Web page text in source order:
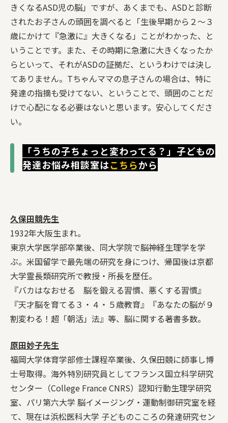
きくなるASD児の脳」ですが、あくまでも、ASDと診断
されたお子さんの頭囲を調べると「生後早期から２〜３
歳にかけて『急激に』大きくなる」ことがわかった、と
いうことです。また、その時期に急激に大きくなったか
らといって、それがASDの証拠だ、というわけでは決し
てありません。Tちゃんママの息子さんの場合は、特に
発達の指摘も受けてない、ということで、頭囲のことだ
けで心配になる必要はないと思います。安心してくださ
い。
「うちの子ちょっと変わってる？」子どもの
発達お悩み相談室はこちらから
久保田競先生
1932年大阪生まれ。
東京大学医学部卒業後、同大学院で脳神経生理学を学
ぶ。米国留学で最先端の研究を身につけ、帰国後は京都
大学霊長類研究所で教授・所長を歴任。
『バカはなおせる 脳を鍛える習慣、悪くする習慣』
『天才脳を育てる３・４・５歳教育』『あなたの脳が９
割変わる！超「朝活」法』等、脳に関する著書多数。
原田妙子先生
福岡大学体育学部修士課程卒業後、久保田競に師事し博
士号取得。海外特別研究員としてフランス国立科学研究
センター（College France CNRS）認知行動生理学研究
室、パリ第六大学 脳イメージング・運動制御研究室を経
て、現在は浜松医科大学 子どものこころの発達研究セン